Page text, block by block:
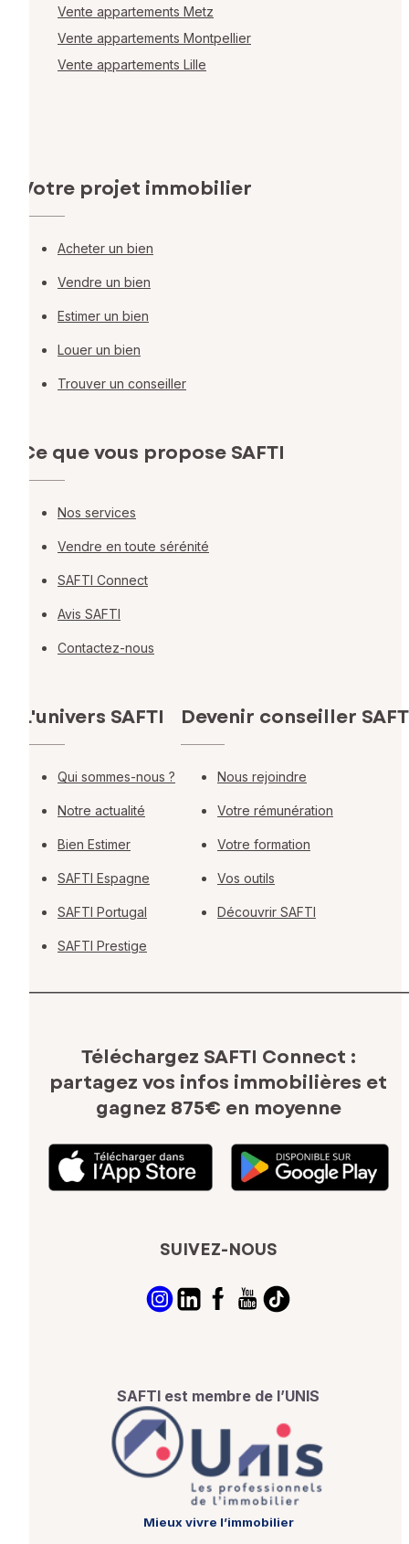
Vente appartements Metz
Vente appartements Montpellier
Vente appartements Lille
Votre projet immobilier
Acheter un bien
Vendre un bien
Estimer un bien
Louer un bien
Trouver un conseiller
Ce que vous propose SAFTI
Nos services
Vendre en toute sérénité
SAFTI Connect
Avis SAFTI
Contactez-nous
L'univers SAFTI
Qui sommes-nous ?
Notre actualité
Bien Estimer
SAFTI Espagne
SAFTI Portugal
SAFTI Prestige
Devenir conseiller
Nous rejoindre
Votre rémunération
Votre formation
Vos outils
Découvrir SAFTI
Téléchargez SAFTI Connect :
partagez vos infos immobilières et
gagnez 875€ en moyenne
SUIVEZ-NOUS
SAFTI est membre de l’UNIS
Mieux vivre l’immobilier